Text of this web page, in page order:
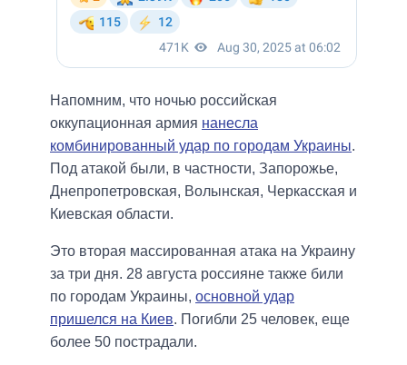
Напомним, что ночью российская
оккупационная армия нанесла
комбинированный удар по городам Украины.
Под атакой были, в частности, Запорожье,
Днепропетровская, Волынская, Черкасская и
Киевская области.
Это вторая массированная атака на Украину
за три дня. 28 августа россияне также били
по городам Украины, основной удар
пришелся на Киев. Погибли 25 человек, еще
более 50 пострадали.